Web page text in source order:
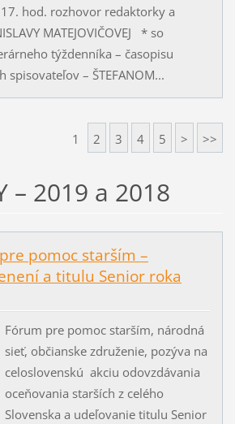
hod. rozhovor redaktorky a
MATEJOVIČOVEJ * so
týždenníka – časopisu
spisovateľov – ŠTEFANOM...
1 2 3 4 5 > >>
– 2019 a 2018
pomoc starším –
a titulu Senior roka
Fórum pre pomoc starším, národná
sieť, občianske združenie, pozýva na
celoslovenskú akciu odovzdávania
oceňovania starších z celého
Slovenska a udeľovanie titulu Senior